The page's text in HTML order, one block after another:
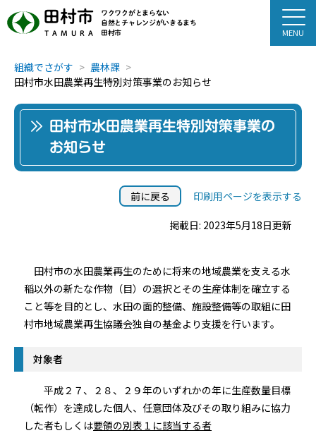
田村市
TAMURA
ワクワクがとまらない
自然とチャレンジがいきるまち
田村市
組織でさがす
農林課
田村市水田農業再生特別対策事業のお知らせ
田村市水田農業再生特別対策事業の
お知らせ
前に戻る 印刷用ページを表示する
掲載日: 2023年5月18日更新
田村市の水田農業再生のために将来の地域農業を支える水
稲以外の新たな作物（目）の選択とその生産体制を確立する
こと等を目的とし、水田の面的整備、施設整備等の取組に田
村市地域農業再生協議会独自の基金より支援を行います。
対象者
平成２７、２８、２９年のいずれかの年に生産数量目標
（転作）を達成した個人、任意団体及びその取り組みに協力
した者もしくは要領の別表１に該当する者